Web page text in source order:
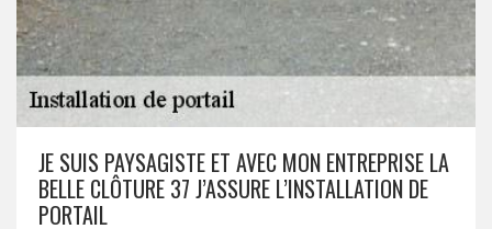
JE SUIS PAYSAGISTE ET AVEC MON ENTREPRISE LA
BELLE CLÔTURE 37 J’ASSURE L’INSTALLATION DE
PORTAIL